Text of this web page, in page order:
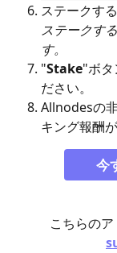
ステークす
ステークす
す。
"Stake"ボタ
ださい。
Allnodesの
キング報酬
今
こちらの